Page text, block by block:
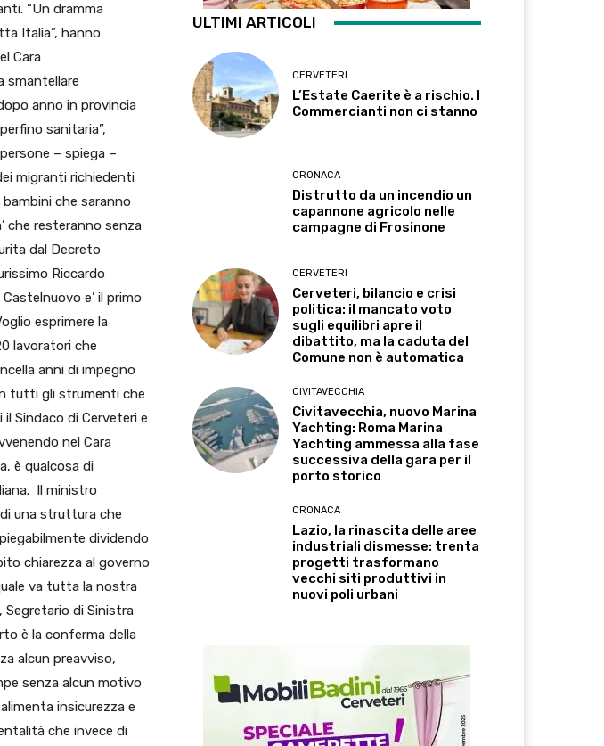
“Un dramma
Italia”, hanno
Cara
smantellare
anno in provincia
sanitaria”,
– spiega –
migranti richiedenti
che saranno
che resteranno senza
dal Decreto
Riccardo
e’ il primo
esprimere la
lavoratori che
anni di impegno
tutti gli strumenti che
Sindaco di Cerveteri e
nel Cara
è qualcosa di
Il ministro
una struttura che
dividendo
chiarezza al governo
va tutta la nostra
Segretario di Sinistra
è la conferma della
alcun preavviso,
senza alcun motivo
insicurezza e
che invece di
ULTIMI ARTICOLI
CERVETERI
L’Estate Caerite è a rischio. I
Commercianti non ci stanno
CRONACA
Distrutto da un incendio un
capannone agricolo nelle
campagne di Frosinone
CERVETERI
Cerveteri, bilancio e crisi
politica: il mancato voto
sugli equilibri apre il
dibattito, ma la caduta del
Comune non è automatica
CIVITAVECCHIA
Civitavecchia, nuovo Marina
Yachting: Roma Marina
Yachting ammessa alla fase
successiva della gara per il
porto storico
CRONACA
Lazio, la rinascita delle aree
industriali dismesse: trenta
progetti trasformano
vecchi siti produttivi in
nuovi poli urbani